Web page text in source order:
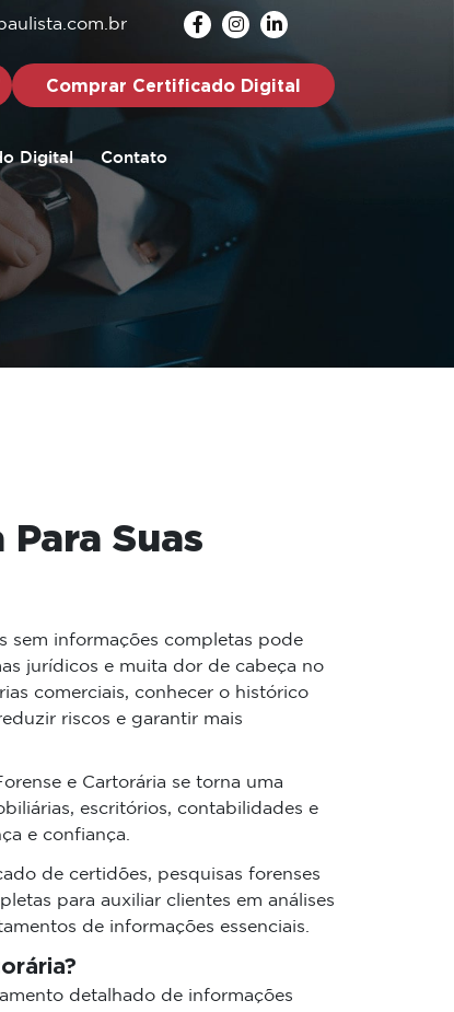
Comprar Certificado Digital
Digital Contato
Suas
sem informações completas pode
jurídicos e muita dor de cabeça no
comerciais, conhecer o histórico
riscos e garantir mais
e Cartorária se torna uma
escritórios, contabilidades e
e confiança.
de certidões, pesquisas forenses
para auxiliar clientes em análises
de informações essenciais.
detalhado de informações